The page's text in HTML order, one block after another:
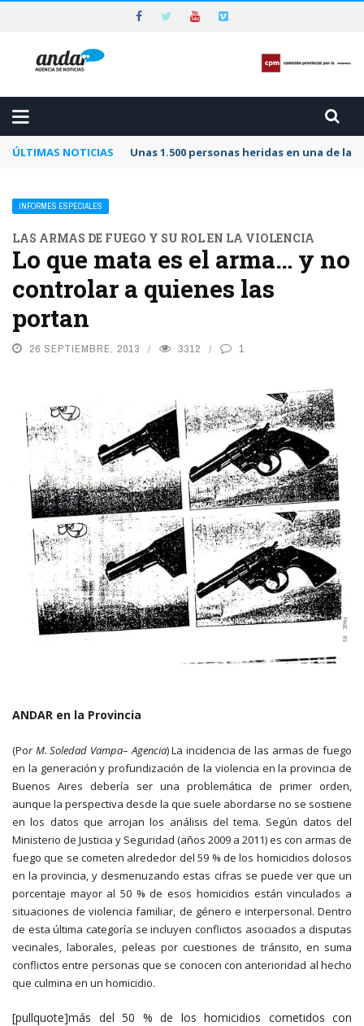
ÚLTIMAS NOTICIAS Unas 1.500 personas heridas en una de
INFORMES ESPECIALES
LAS ARMAS DE FUEGO Y SU ROL EN LA VIOLENCIA
Lo que mata es el arma… y no
controlar a quienes las
portan
26 SEPTIEMBRE, 2013 3312 1
ANDAR en la Provincia
(Por M. Soledad Vampa–Agencia) La incidencia de las armas de fuego
en la generación y profundización de la violencia en la provincia de
Buenos Aires debería ser una problemática de primer orden,
aunque la perspectiva desde la que suele abordarse no se sostiene
en los datos que arrojan los análisis del tema. Según datos del
Ministerio de Justicia y Seguridad (años 2009 a 2011) es con armas de
fuego que se cometen alrededor del 59 % de los homicidios dolosos
en la provincia, y desmenuzando estas cifras se puede ver que un
porcentaje mayor al 50 % de esos homicidios están vinculados a
situaciones de violencia familiar, de género e interpersonal. Dentro
de esta última categoría se incluyen conflictos asociados a disputas
vecinales, laborales, peleas por cuestiones de tránsito, en suma
conflictos entre personas que se conocen con anterioridad al hecho
que culmina en un homicidio.
[pullquote]más del 50 % de los homicidios cometidos con